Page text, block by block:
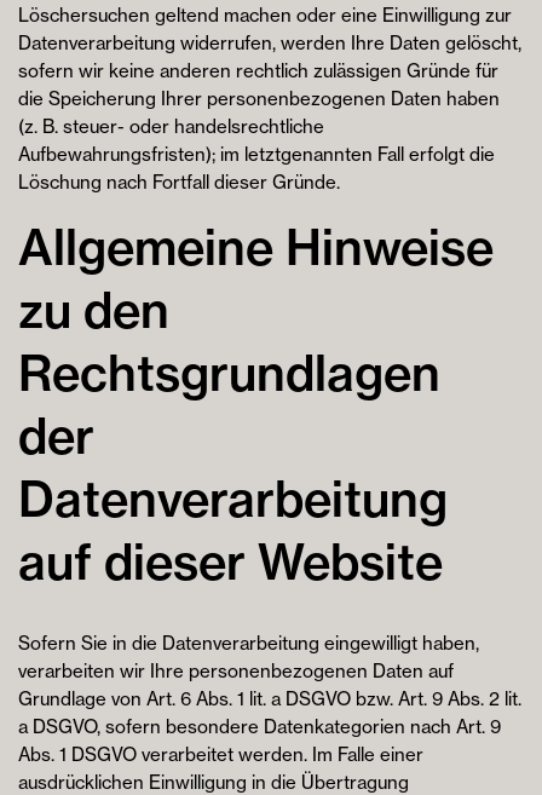
Löschersuchen geltend machen oder eine Einwilligung zur
Datenverarbeitung widerrufen, werden Ihre Daten gelöscht,
sofern wir keine anderen rechtlich zulässigen Gründe für
die Speicherung Ihrer personenbezogenen Daten haben
(z. B. steuer- oder handelsrechtliche
Aufbewahrungsfristen); im letztgenannten Fall erfolgt die
Löschung nach Fortfall dieser Gründe.
Allgemeine Hinweise
zu den
Rechtsgrundlagen
der
Datenverarbeitung
auf dieser Website
Sofern Sie in die Datenverarbeitung eingewilligt haben,
verarbeiten wir Ihre personenbezogenen Daten auf
Grundlage von Art. 6 Abs. 1 lit. a DSGVO bzw. Art. 9 Abs. 2 lit.
a DSGVO, sofern besondere Datenkategorien nach Art. 9
Abs. 1 DSGVO verarbeitet werden. Im Falle einer
ausdrücklichen Einwilligung in die Übertragung